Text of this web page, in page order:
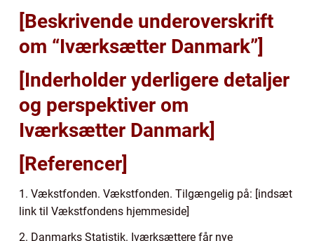
[Beskrivende underoverskrift
om “Iværksætter Danmark”]
[Inderholder yderligere detaljer
og perspektiver om
Iværksætter Danmark]
[Referencer]
1. Vækstfonden. Vækstfonden. Tilgængelig på: [indsæt
link til Vækstfondens hjemmeside]
2. Danmarks Statistik. Iværksættere får nye